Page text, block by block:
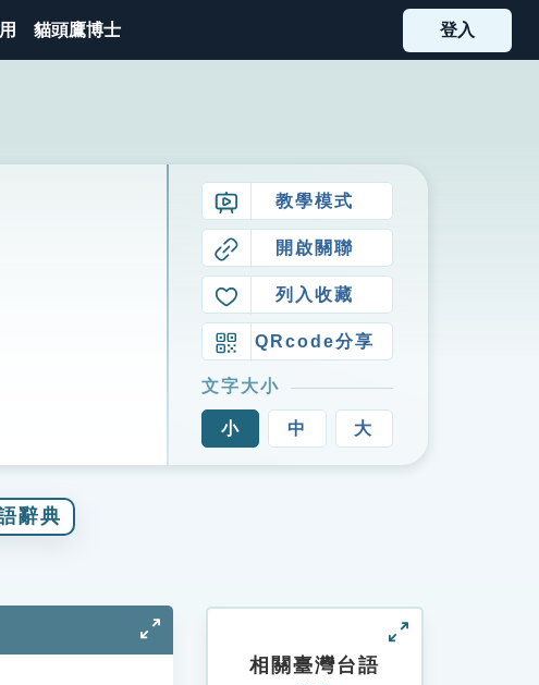
貓頭鷹博士 登入
教學模式
開啟關聯
列入收藏
QRcode分享
文字大小
小 中 大
辭典
相關臺灣台語